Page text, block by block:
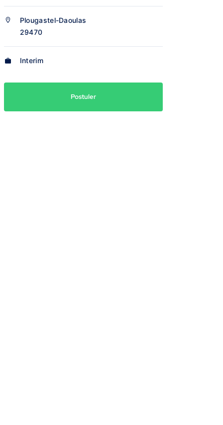
Plougastel-Daoulas
29470
Interim
Postuler